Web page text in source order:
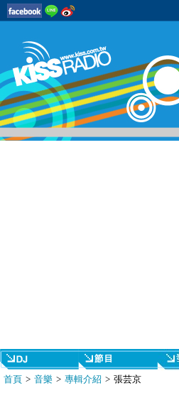
首頁 > 音樂 > 專輯介紹 > 張芸京